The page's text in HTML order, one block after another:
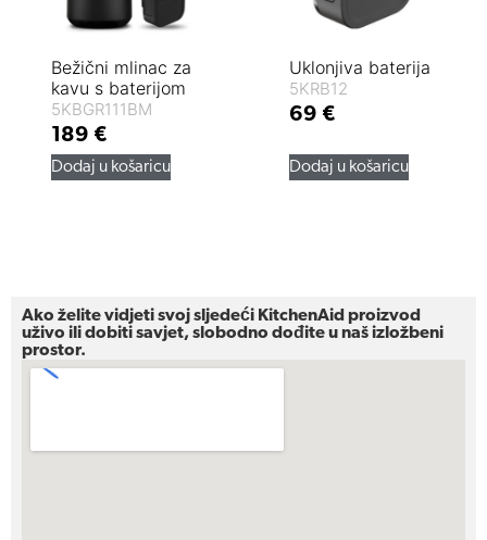
Bežični mlinac za
kavu s baterijom
5KBGR111BM
189 €
Dodaj u košaricu
Uklonjiva baterija
5KRB12
69 €
Dodaj u košaricu
Ako želite vidjeti svoj sljedeći KitchenAid proizvod
uživo ili dobiti savjet, slobodno dođite u naš izložbeni
prostor.